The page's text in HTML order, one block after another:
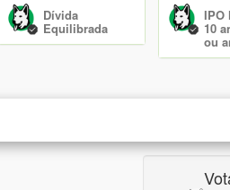
Dívida
Equilibrada
IPO
10
ou